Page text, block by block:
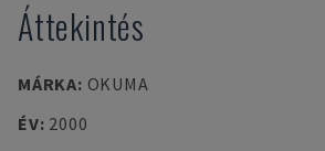
Áttekintés
MÁRKA: OKUMA
ÉV: 2000